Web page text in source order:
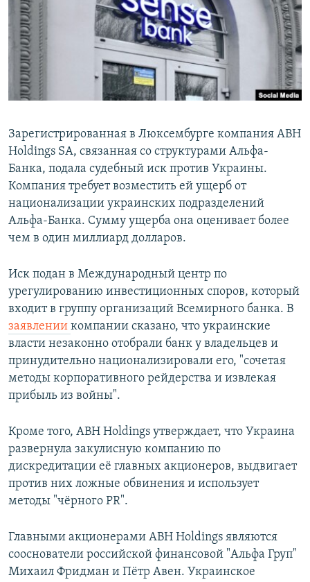
ПОДПИШИТЕСЬ НА РАССЫЛКУ
СОЦИАЛЬНЫЕ СЕТИ
Все сайты РСЕ/РС
Зарегистрированная в Люксембурге компания ABH
Holdings SA, связанная со структурами Альфа-
Банка, подала судебный иск против Украины.
Компания требует возместить ей ущерб от
национализации украинских подразделений
Альфа-Банка. Сумму ущерба она оценивает более
чем в один миллиард долларов.
Иск подан в Международный центр по
урегулированию инвестиционных споров, который
входит в группу организаций Всемирного банка. В
заявлении компании сказано, что украинские
власти незаконно отобрали банк у владельцев и
принудительно национализировали его, "сочетая
методы корпоративного рейдерства и извлекая
прибыль из войны".
Кроме того, ABH Holdings утверждает, что Украина
развернула закулисную компанию по
дискредитации её главных акционеров, выдвигает
против них ложные обвинения и использует
методы "чёрного PR".
Главными акционерами ABH Holdings являются
сооснователи российской финансовой "Альфа Груп"
Михаил Фридман и Пётр Авен. Украинское